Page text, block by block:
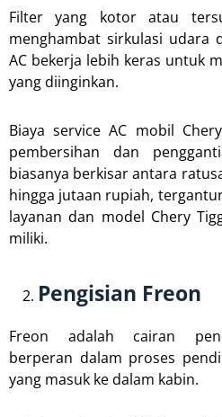
Filter yang kotor atau
menghambat sirkulasi udara
AC bekerja lebih keras untuk
yang diinginkan.
Biaya service AC mobil
pembersihan dan
biasanya berkisar antara
hingga jutaan rupiah,
layanan dan model Chery
miliki.
Pengisian Freon
Freon adalah cairan
berperan dalam proses
yang masuk ke dalam kabin.